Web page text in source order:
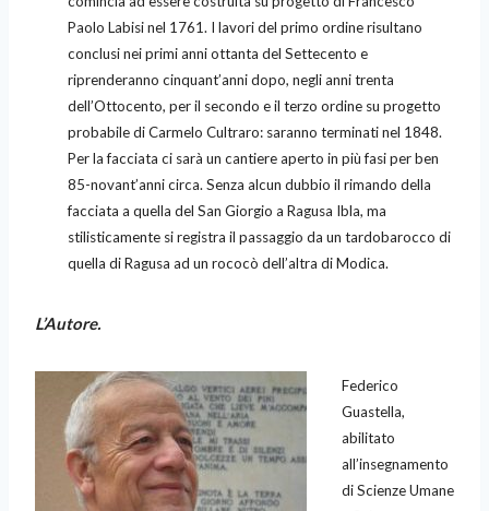
Paolo Labisi nel 1761. I lavori del primo ordine risultano
conclusi nei primi anni ottanta del Settecento e
riprenderanno cinquant’anni dopo, negli anni trenta
dell’Ottocento, per il secondo e il terzo ordine su progetto
probabile di Carmelo Cultraro: saranno terminati nel 1848.
Per la facciata ci sarà un cantiere aperto in più fasi per ben
85-novant’anni circa. Senza alcun dubbio il rimando della
facciata a quella del San Giorgio a Ragusa Ibla, ma
stilisticamente si registra il passaggio da un tardobarocco di
quella di Ragusa ad un rococò dell’altra di Modica.
L’Autore.
Federico
Guastella,
abilitato
all’insegnamento
di Scienze Umane